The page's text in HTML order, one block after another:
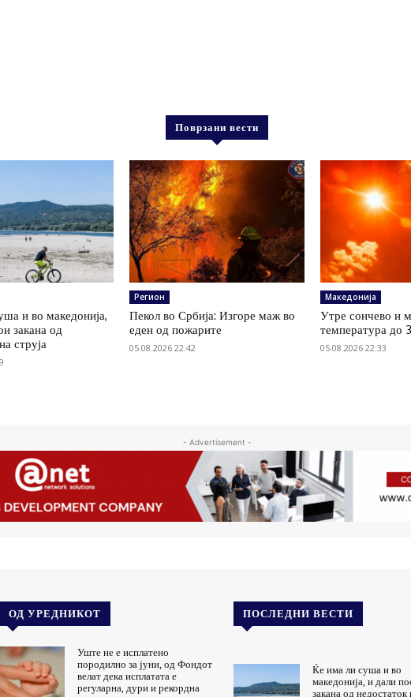
Поврзани вести
и во македонија,
закана од
струја
Регион
Пекол во Србија: Изгоре маж во
еден од пожарите
05.08.2026 22:42
Македонија
Утре сончево и
температура до
05.08.2026 22:33
- Advertisement -
ОД УРЕДНИКОТ
Уште не е исплатено
породилно за јуни, од Фондот
велат дека исплатата е
регуларна, дури и рекордна
ПОСЛЕДНИ ВЕСТИ
Ќе има ли суша и во
македонија, и дали
закана од недостаток